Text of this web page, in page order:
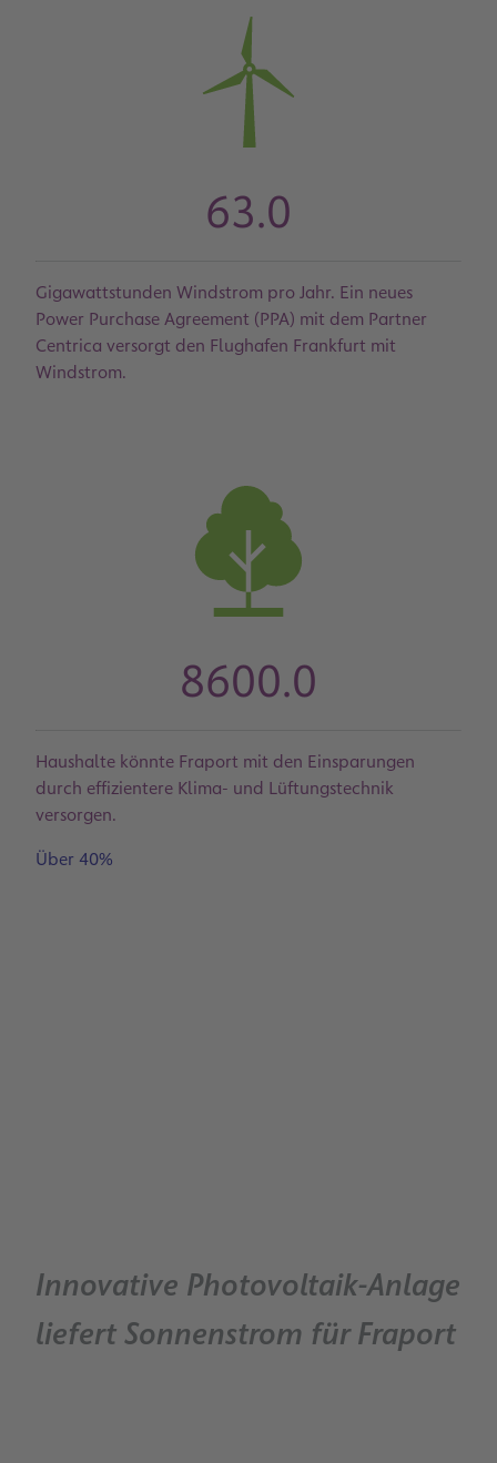
63.0
Gigawattstunden Windstrom pro Jahr. Ein neues
Power Purchase Agreement (PPA) mit dem Partner
Centrica versorgt den Flughafen Frankfurt mit
Windstrom.
8600.0
Haushalte könnte Fraport mit den Einsparungen
durch effizientere Klima- und Lüftungstechnik
versorgen.
Über 40%
Innovative Photovoltaik-Anlage
liefert Sonnenstrom für Fraport